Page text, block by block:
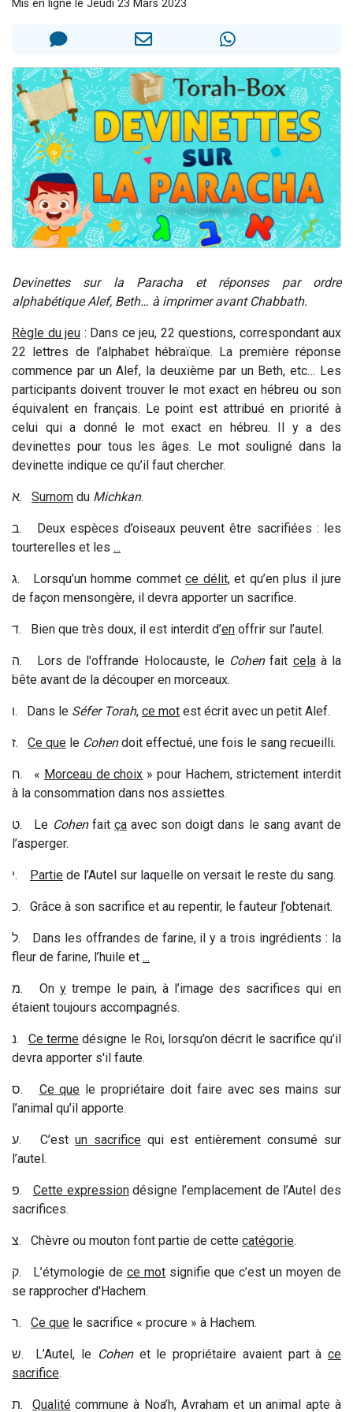
Il reste 49 places pour étudier en groupe sur Zoom
2 personnes viennent de nous rejoindre sur WhatsApp
Mis en ligne le Jeudi 23 Mars 2023
Devinettes sur la Paracha et réponses par ordre
alphabétique Alef, Beth… à imprimer avant Chabbath.
Règle du jeu : Dans ce jeu, 22 questions, correspondant aux
22 lettres de l’alphabet hébraïque. La première réponse
commence par un Alef, la deuxième par un Beth, etc… Les
participants doivent trouver le mot exact en hébreu ou son
équivalent en français. Le point est attribué en priorité à
celui qui a donné le mot exact en hébreu. Il y a des
devinettes pour tous les âges. Le mot souligné dans la
devinette indique ce qu’il faut chercher.
א. Surnom du Michkan.
ב. Deux espèces d’oiseaux peuvent être sacrifiées : les
tourterelles et les ...
ג. Lorsqu’un homme commet ce délit, et qu’en plus il jure
de façon mensongère, il devra apporter un sacrifice.
ד. Bien que très doux, il est interdit d’en offrir sur l’autel.
ה. Lors de l'offrande Holocauste, le Cohenfait celaà la
bête avant de la découper en morceaux.
ו. Dans le Séfer Torah, ce mot est écrit avec un petit Alef.
ז. Ce que le Cohendoit effectué, une fois le sang recueilli.
ח. « Morceau de choix » pour Hachem, strictement interdit
à la consommation dans nos assiettes.
ט. Le Cohenfait çaavec son doigt dans le sang avant de
l’asperger.
י. Partie de l’Autel sur laquelle on versait le reste du sang.
כ. Grâce à son sacrifice et au repentir, le fauteur l’obtenait.
ל. Dans les offrandes de farine, il y a trois ingrédients : la
fleur de farine, l’huile et ...
מ. On ytrempe le pain, à l’image des sacrifices qui en
étaient toujours accompagnés.
נ.Ce terme désigne le Roi, lorsqu’on décrit le sacrifice qu’il
devra apporter s'il faute.
ס. Ce que le propriétaire doit faire avec ses mains sur
l’animal qu’il apporte.
ע. C’est un sacrifice qui est entièrement consumé sur
l’autel.
פ. Cette expressiondésigne l’emplacement de l’Autel des
sacrifices.
צ. Chèvre ou mouton font partie de cette catégorie.
ק. L’étymologie de ce mot signifie que c’est un moyen de
se rapprocher d'Hachem.
ר. Ce que le sacrifice « procure » à Hachem.
ש. L’Autel, le Cohenet le propriétaire avaient part àce
sacrifice.
ת. Qualitécommune à Noa’h, Avraham et un animal apte à